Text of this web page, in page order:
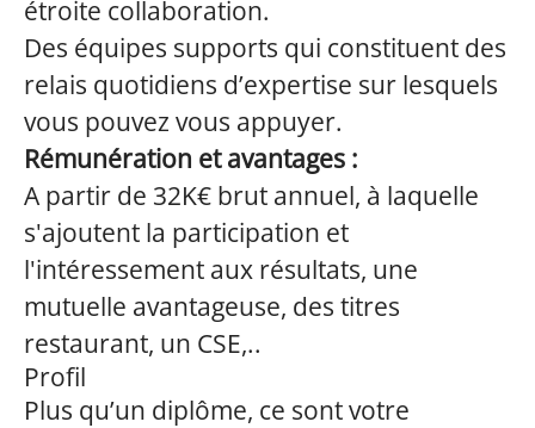
étroite collaboration.
Des équipes supports qui constituent des
relais quotidiens d’expertise sur lesquels
vous pouvez vous appuyer.
Rémunération et avantages :
A partir de 32K€ brut annuel, à laquelle
s'ajoutent la participation et
l'intéressement aux résultats, une
mutuelle avantageuse, des titres
restaurant, un CSE,..
Profil
Plus qu’un diplôme, ce sont votre